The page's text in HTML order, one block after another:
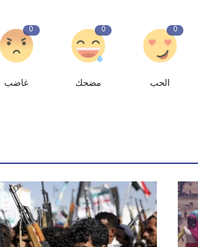
0
الحب
0
مضحك
0
غاضب